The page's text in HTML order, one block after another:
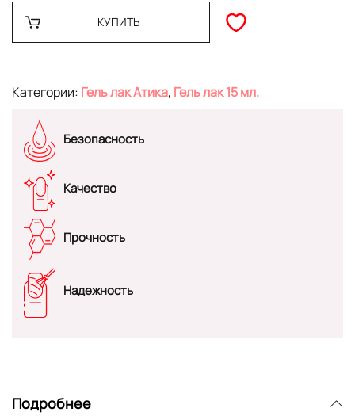
КУПИТЬ
Категории: Гель лак Атика, Гель лак 15 мл.
Безопасность
Качество
Прочность
Надежность
Подробнее